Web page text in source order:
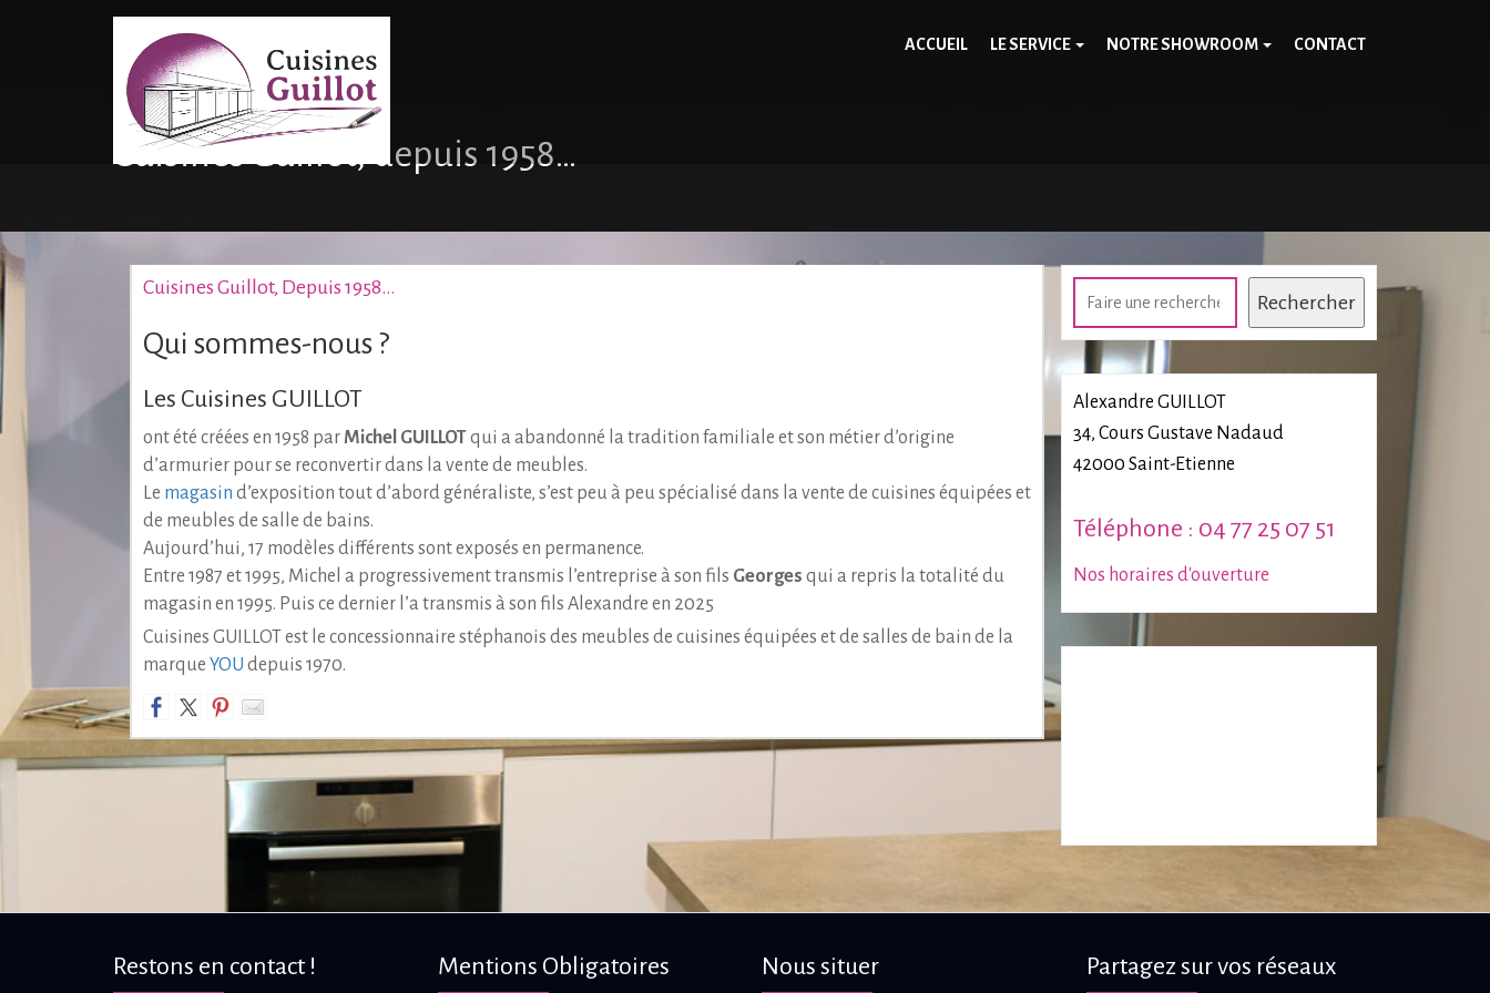
ACCUEIL LE SERVICE NOTRE SHOWROOM CONTACT
Cuisines Guillot, depuis 1958…
Cuisines Guillot, Depuis 1958…
Qui sommes-nous ?
Les Cuisines GUILLOT
ont été créées en 1958 par Michel GUILLOTqui a abandonné la tradition familiale et son métier d’origine
d’armurier pour se reconvertir dans la vente de meubles.
Le magasin d’exposition tout d’abord généraliste, s’est peu à peu spécialisé dans la vente de cuisines équipées et
de meubles de salle de bains.
Aujourd’hui, 17 modèles différents sont exposés en permanence.
Entre 1987 et 1995, Michel a progressivement transmis l’entreprise à son fils Georges qui a repris la totalité du
magasin en 1995. Puis ce dernier l’a transmis à son fils Alexandre en 2025
Cuisines GUILLOT est le concessionnaire stéphanois des meubles de cuisines équipées et de salles de bain de la
marque YOU depuis 1970.
Rechercher Rechercher
Alexandre GUILLOT
34, Cours Gustave Nadaud
42000 Saint-Etienne
Téléphone : 04 77 25 07 51
Nos horaires d'ouverture
Restons en contact ! Mentions Obligatoires Nous situer Partagez sur vos réseaux